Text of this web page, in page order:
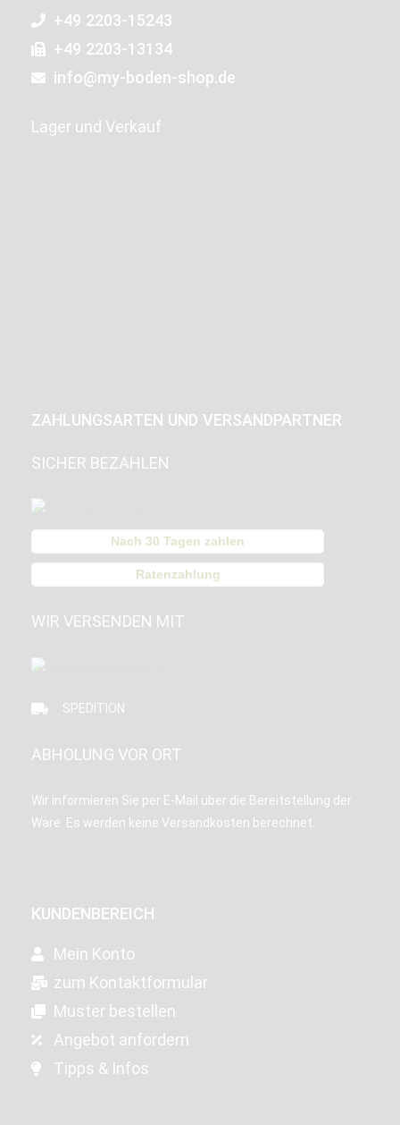
+49 2203-15243
+49 2203-13134
info@my-boden-shop.de
Lager und Verkauf
ZAHLUNGSARTEN UND VERSANDPARTNER
SICHER BEZAHLEN
Nach 30 Tagen zahlen
Ratenzahlung
WIR VERSENDEN MIT
SPEDITION
ABHOLUNG VOR ORT
Wir informieren Sie per E-Mail über die Bereitstellung der
Ware. Es werden keine Versandkosten berechnet.
KUNDENBEREICH
Mein Konto
zum Kontaktformular
Muster bestellen
Angebot anfordern
Tipps & Infos